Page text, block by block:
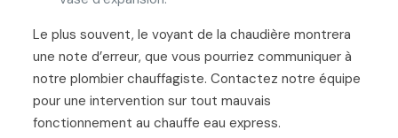
Le plus souvent, le voyant de la chaudière montrera
une note d’erreur, que vous pourriez communiquer à
notre plombier chauffagiste. Contactez notre équipe
pour une intervention sur tout mauvais
fonctionnement au chauffe eau express.